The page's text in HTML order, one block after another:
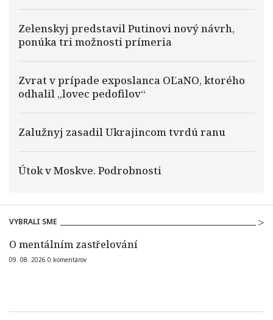
Zelenskyj predstavil Putinovi nový návrh,
ponúka tri možnosti prímeria
Zvrat v prípade exposlanca OĽaNO, ktorého
odhalil „lovec pedofilov“
Zalužnyj zasadil Ukrajincom tvrdú ranu
Útok v Moskve. Podrobnosti
VYBRALI SME
O mentálním zastřelování
09. 08. 2026 0 komentárov